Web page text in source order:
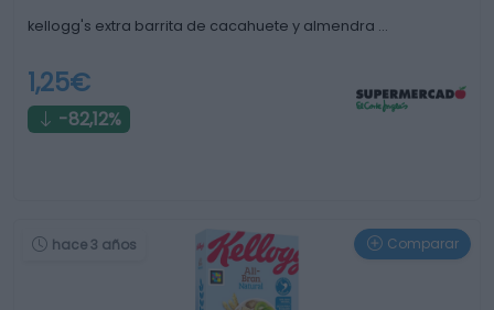
kellogg's extra barrita de cacahuete y almendra …
1,25€
-82,12%
hace 3 años Comparar